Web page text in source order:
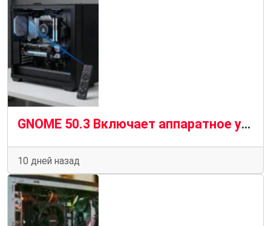
GNOME 50.3 Включает аппаратное ускорение удаленного рабочего стола для графических процессоров AMD
10 дней назад